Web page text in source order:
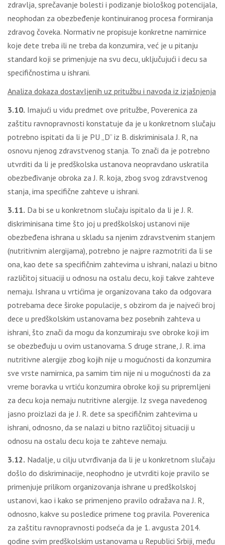
zdravlja, sprečavanje bolesti i podizanje biološkog potencijala,
neophodan za obezbeđenje kontinuiranog procesa formiranja
zdravog čoveka. Normativ ne propisuje konkretne namirnice
koje dete treba ili ne treba da konzumira, već je u pitanju
standard koji se primenjuje na svu decu, uključujući i decu sa
specifičnostima u ishrani.
Analiza dokaza dostavljenih uz pritužbu i navoda iz izjašnjenja
3.10. Imajući u vidu predmet ove pritužbe, Poverenica za
zaštitu ravnopravnosti konstatuje da je u konkretnom slučaju
potrebno ispitati da li je PU „D” iz B. diskriminisala J. R, na
osnovu njenog zdravstvenog stanja. To znači da je potrebno
utvrditi da li je predškolska ustanova neopravdano uskratila
obezbeđivanje obroka za J. R. koja, zbog svog zdravstvenog
stanja, ima specifične zahteve u ishrani.
3.11. Da bi se u konkretnom slučaju ispitalo da li je J. R.
diskriminisana time što joj u predškolskoj ustanovi nije
obezbeđena ishrana u skladu sa njenim zdravstvenim stanjem
(nutritivnim alergijama), potrebno je najpre razmotriti da li se
ona, kao dete sa specifičnim zahtevima u ishrani, nalazi u bitno
različitoj situaciji u odnosu na ostalu decu, koji takve zahteve
nemaju. Ishrana u vrtićima je organizovana tako da odgovara
potrebama dece široke populacije, s obzirom da je najveći broj
dece u predškolskim ustanovama bez posebnih zahteva u
ishrani, što znači da mogu da konzumiraju sve obroke koji im
se obezbeđuju u ovim ustanovama. S druge strane, J. R. ima
nutritivne alergije zbog kojih nije u mogućnosti da konzumira
sve vrste namirnica, pa samim tim nije ni u mogućnosti da za
vreme boravka u vrtiću konzumira obroke koji su pripremljeni
za decu koja nemaju nutritivne alergije. Iz svega navedenog
jasno proizlazi da je J. R. dete sa specifičnim zahtevima u
ishrani, odnosno, da se nalazi u bitno različitoj situaciji u
odnosu na ostalu decu koja te zahteve nemaju.
3.12. Nadalje, u cilju utvrđivanja da li je u konkretnom slučaju
došlo do diskriminacije, neophodno je utvrditi koje pravilo se
primenjuje prilikom organizovanja ishrane u predškolskoj
ustanovi, kao i kako se primenjeno pravilo odražava na J. R,
odnosno, kakve su posledice primene tog pravila. Poverenica
za zaštitu ravnopravnosti podseća da je 1. avgusta 2014.
godine svim predškolskim ustanovama u Republici Srbiji, među